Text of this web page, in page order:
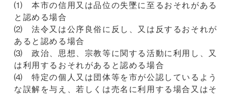
⑴ 本市の信用又は品位の失墜に至るおそれがある
と認める場合
⑵ 法令又は公序良俗に反し、又は反するおそれが
あると認める場合
⑶ 政治、思想、宗教等に関する活動に利用し、又
は利用するおそれがあると認める場合
⑷ 特定の個人又は団体等を市が公認しているよう
な誤解を与え、若しくは売名に利用する場合又はそ